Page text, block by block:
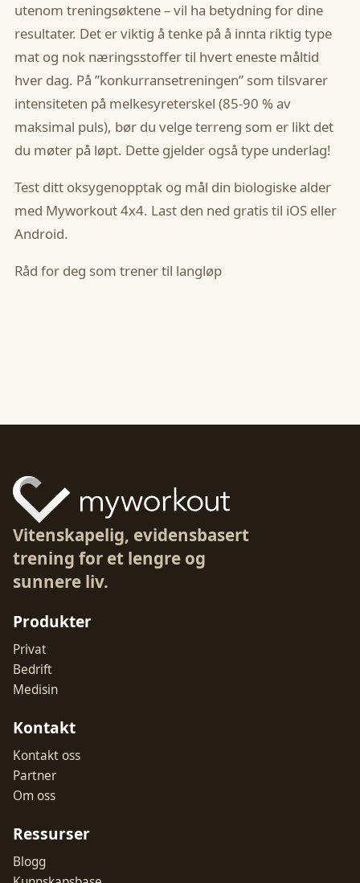
utenom treningsøktene – vil ha betydning for dine
resultater. Det er viktig å tenke på å innta riktig type
mat og nok næringsstoffer til hvert eneste måltid
hver dag. På ”konkurransetreningen” som tilsvarer
intensiteten på melkesyreterskel (85-90 % av
maksimal puls), bør du velge terreng som er likt det
du møter på løpt. Dette gjelder også type underlag!
Test ditt oksygenopptak og mål din biologiske alder
med Myworkout 4x4. Last den ned gratis til iOS eller
Android.
Råd for deg som trener til langløp
Vitenskapelig, evidensbasert
trening for et lengre og
sunnere liv.
Produkter
Privat
Bedrift
Medisin
Kontakt
Kontakt oss
Partner
Om oss
Ressurser
Blogg